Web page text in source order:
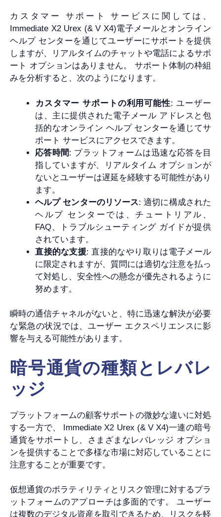
カスタマー サポート サービスに関しては、
Immediate X2 Urex (& V X4)電子メールとオンライン
ヘルプ センターを通じてユーザーにサポートを提供
しますが、リアルタイムのチャットや電話によるサポ
ート オプションはありません。 サポート体制の枠組
みを分析すると、次のようになります。
カスタマー サポートの利用可能性: ユーザー
は、主に提供された電子メール アドレスと包
括的なオンライン ヘルプ センターを通じてサ
ポート サービスにアクセスできます。
応答時間: プラットフォームは迅速な応答を目
指していますが、リアルタイム オプションが
ないとユーザーは遅延を経験する可能性があり
ます。
ヘルプ センターのリソース: 適切に構成された
ヘルプ センターでは、チュートリアル、
FAQ、トラブルシューティング ガイドが提供
されています。
直接的な支援: 直接的なやり取りは電子メール
に限定されますが、質問には適切な注意を払っ
て対処し、安全性への懸念が優先されるように
努めます。
瞬時の通信チャネルがないと、特に迅速な解決が必要
な緊急の状況では、ユーザー エクスペリエンスに影
響を与える可能性があります。
暗号通貨の種類とレバレ
ッジ
プラットフォームの顧客サポートの微妙な違いに対処
する一方で、 Immediate X2 Urex (& V X4)一連の暗号
通貨をサポートし、さまざまなレバレッジ オプショ
ンを提供することで多様な市場に対応していることに
注意することが重要です。
仮想通貨のボラティリティとリスク管理に対するプラ
ットフォームのアプローチは多面的です。 ユーザー
は複数のデジタル資産を取引できるため、リスクを軽